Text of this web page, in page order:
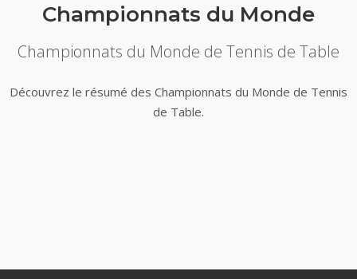
Championnats du Monde
Championnats du Monde de Tennis de Table
Découvrez le résumé des Championnats du Monde de Tennis
de Table.